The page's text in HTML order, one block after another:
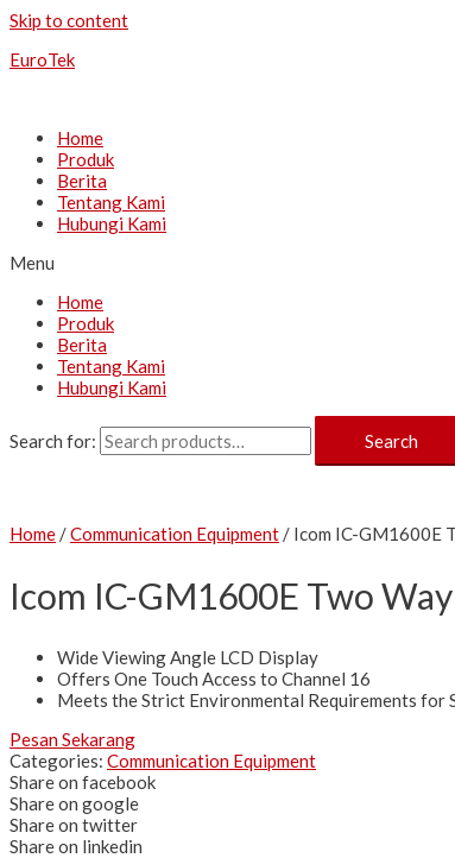
Skip to content
EuroTek
Home
Produk
Berita
Tentang Kami
Hubungi Kami
Menu
Home
Produk
Berita
Tentang Kami
Hubungi Kami
Search for: Search
Home /Communication Equipment / Icom IC-GM1600E
Icom IC-GM1600E Two
Wide Viewing Angle LCD Display
Offers One Touch Access to Channel 16
Meets the Strict Environmental Requirements for
Pesan Sekarang
Categories: Communication Equipment
Share on facebook
Share on google
Share on twitter
Share on linkedin